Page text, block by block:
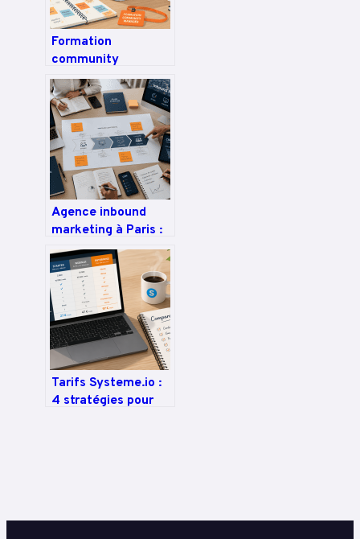
Formation
community
manager : 32 heures
pour obtenir votre
certification et
maîtriser les
réseaux sociaux
Agence inbound
marketing à Paris :
transformez votre
site en machine à
leads sans
prospecter à froid
Tarifs Systeme.io :
4 stratégies pour